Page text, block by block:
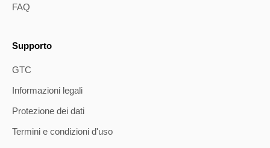
FAQ
Supporto
GTC
Informazioni legali
Protezione dei dati
Termini e condizioni d'uso